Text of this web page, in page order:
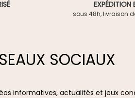
EXPÉDITION
sous 48h, livraison
SOCIAUX
informatives, actualités et jeux